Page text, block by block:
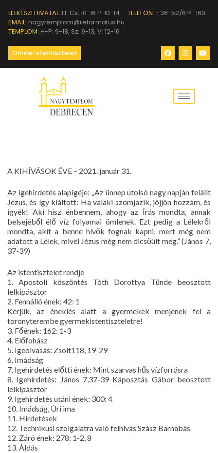
LELKÉSZI HIVATAL: H-Cs: 10-16 P: 10-14 TELEFON: +36-52/614-160
EMAIL: nagytemplom@reformatus.hu
TEMPLOM: H-P: 9-18, Sz: 9-13, V: 12-16
Online Istentisztelet
A KIHÍVÁSOK ÉVE – 2021. január 31.
Az igehirdetés alapigéje: „Az ünnep utolsó nagy napján felállt
Jézus, és így kiáltott: Ha valaki szomjazik, jöjjön hozzám, és
igyék! Aki hisz énbennem, ahogy az Írás mondta, annak
belsejéből élő víz folyamai ömlenek. Ezt pedig a Lélekről
mondta, akit a benne hívők fognak kapni, mert még nem
adatott a Lélek, mivel Jézus még nem dicsőült meg.” (János 7,
37-39)
Az istentisztelet rendje
1. Apostoli köszöntés Tóth Dorottya Tünde beosztott
lelkipásztor
2. Fennálló ének: 42: 1
Kérjük, az éneklés alatt a gyermekek menjenek fel a
toronyterembe gyermekistentiszteletre!
3. Főének: 162: 1-3
4. Előfohász
5. Igeolvasás: Zsolt118, 19-29
6. Imádság
7. Igehirdetés előtti ének: Mint szarvas hűs vízforrásra
8. Igehirdetés: János 7,37-39 Káposztás Gábor beosztott
lelkipásztor
9. Igehirdetés utáni ének: 300: 4
10. Imádság, Úri ima
11. Hirdetések
12. Technikusi szolgálatra való felhívás Szász Barnabás
12. Záró ének: 278: 1-2, 8
13. Áldás